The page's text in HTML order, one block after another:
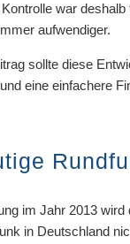
war
aufwendiger.
sollte diese
eine einfachere
im Jahr 2013 wird
in Deutschland